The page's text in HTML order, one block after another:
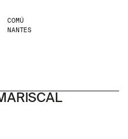
COMÚ
NANTES